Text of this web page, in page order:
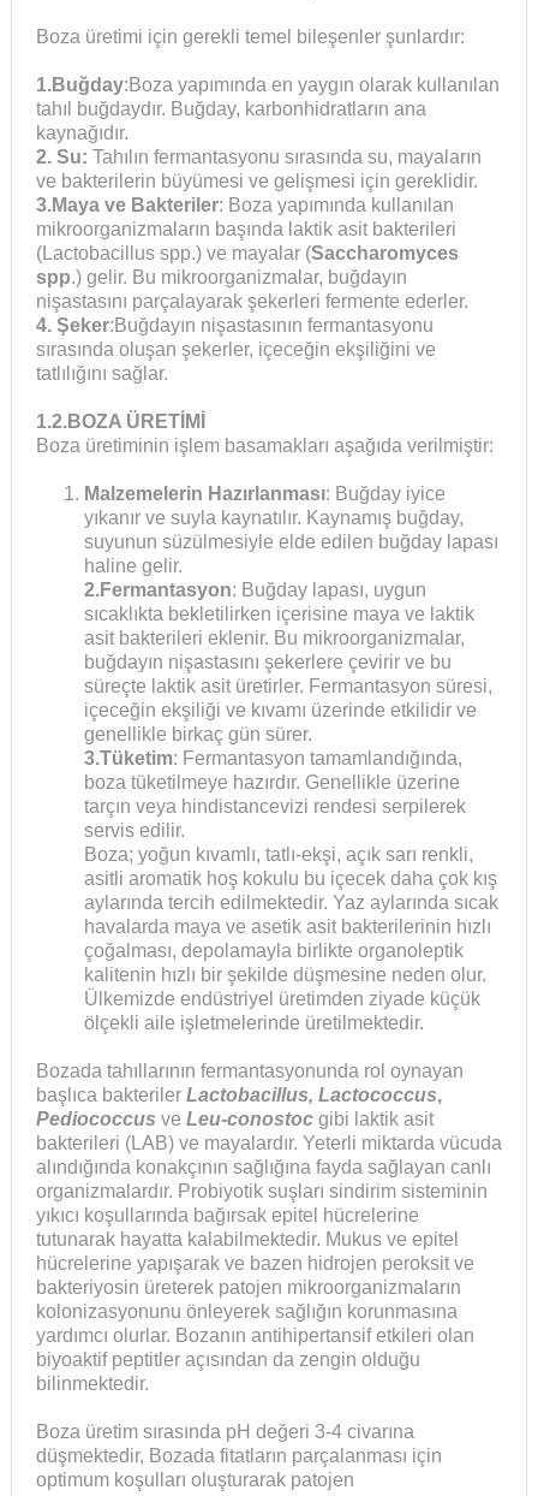
Boza üretimi için gerekli temel bileşenler şunlardır:
1.Buğday:Boza yapımında en yaygın olarak kullanılan
tahıl buğdaydır. Buğday, karbonhidratların ana
kaynağıdır.
2. Su: Tahılın fermantasyonu sırasında su, mayaların
ve bakterilerin büyümesi ve gelişmesi için gereklidir.
3.Maya ve Bakteriler: Boza yapımında kullanılan
mikroorganizmaların başında laktik asit bakterileri
(Lactobacillus spp.) ve mayalar (Saccharomyces
spp.) gelir. Bu mikroorganizmalar, buğdayın
nişastasını parçalayarak şekerleri fermente ederler.
4. Şeker:Buğdayın nişastasının fermantasyonu
sırasında oluşan şekerler, içeceğin ekşiliğini ve
tatlılığını sağlar.
1.2.BOZA ÜRETİMİ
Boza üretiminin işlem basamakları aşağıda verilmiştir:
Malzemelerin Hazırlanması: Buğday iyice
yıkanır ve suyla kaynatılır. Kaynamış buğday,
suyunun süzülmesiyle elde edilen buğday lapası
haline gelir.
2.Fermantasyon: Buğday lapası, uygun
sıcaklıkta bekletilirken içerisine maya ve laktik
asit bakterileri eklenir. Bu mikroorganizmalar,
buğdayın nişastasını şekerlere çevirir ve bu
süreçte laktik asit üretirler. Fermantasyon süresi,
içeceğin ekşiliği ve kıvamı üzerinde etkilidir ve
genellikle birkaç gün sürer.
3.Tüketim: Fermantasyon tamamlandığında,
boza tüketilmeye hazırdır. Genellikle üzerine
tarçın veya hindistancevizi rendesi serpilerek
servis edilir.
Boza; yoğun kıvamlı, tatlı-ekşi, açık sarı renkli,
asitli aromatik hoş kokulu bu içecek daha çok kış
aylarında tercih edilmektedir. Yaz aylarında sıcak
havalarda maya ve asetik asit bakterilerinin hızlı
çoğalması, depolamayla birlikte organoleptik
kalitenin hızlı bir şekilde düşmesine neden olur.
Ülkemizde endüstriyel üretimden ziyade küçük
ölçekli aile işletmelerinde üretilmektedir.
Bozada tahıllarının fermantasyonunda rol oynayan
başlıca bakteriler Lactobacillus, Lactococcus,
Pediococcus ve Leu-conostocgibi laktik asit
bakterileri (LAB) ve mayalardır. Yeterli miktarda vücuda
alındığında konakçının sağlığına fayda sağlayan canlı
organizmalardır. Probiyotik suşları sindirim sisteminin
yıkıcı koşullarında bağırsak epitel hücrelerine
tutunarak hayatta kalabilmektedir. Mukus ve epitel
hücrelerine yapışarak ve bazen hidrojen peroksit ve
bakteriyosin üreterek patojen mikroorganizmaların
kolonizasyonunu önleyerek sağlığın korunmasına
yardımcı olurlar. Bozanın antihipertansif etkileri olan
biyoaktif peptitler açısından da zengin olduğu
bilinmektedir.
Boza üretim sırasında pH değeri 3-4 civarına
düşmektedir, Bozada fitatların parçalanması için
optimum koşulları oluşturarak patojen